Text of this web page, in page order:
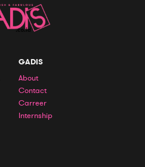
GADIS
About
Contact
Carreer
Internship